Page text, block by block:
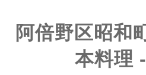
阿倍野区昭和
本料理